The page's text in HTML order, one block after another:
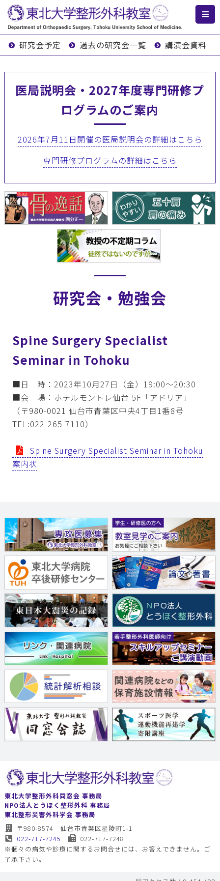
研究会予定 過去の研究会一覧 講演会資料
医局説明会・2027年度専門研修プ
ログラムのご案内
2026年7月11日開催の医局説明会の詳細はこちら
専門研修プログラムの詳細はこちら
研究会・勉強会
Spine Surgery Specialist
Seminar in Tohoku
■日 時：2023年10月27日（金）19:00～20:30
■会 場：ホテルモントレ仙台 5F「アドリア」
（〒980-0021 仙台市青葉区中央4丁目1番8号
TEL:022-265-7110）
Spine Surgery Specialist Seminar in Tohoku
案内状
東北大学整形外科同窓会 事務局
NPO法人とうほく整形外科 事務局
東北整形災害外科学会 事務局
〒980-8574 仙台市青葉区星陵町1-1
022-717-7245
022-717-7248
※個々の病気や診療に関するお問合せには、お答えできません。ご
了承下さい。